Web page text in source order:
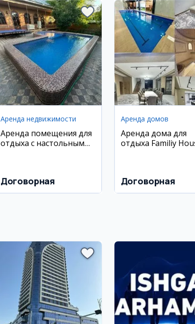
Аренда недвижимости
Аренда помещения для
отдыха с настольным
Договорная
Аренда домов
Аренда дома для
отдыха Familiy
Договорная